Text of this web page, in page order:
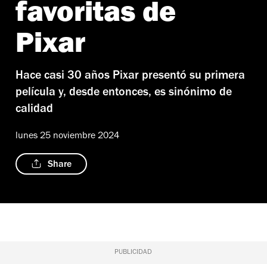
favoritas de
Pixar
Hace casi 30 años Pixar presentó su primera
película y, desde entonces, es sinónimo de
calidad
lunes 25 noviembre 2024
Share
PUBLICIDAD